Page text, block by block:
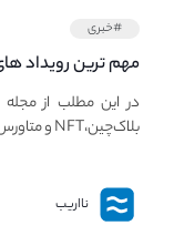
#خبری
معرفی بهترین
در این مطلب از مجله
بلاک‌چین،NFT و متاورس را معرفی می‌کنیم.
نااریب